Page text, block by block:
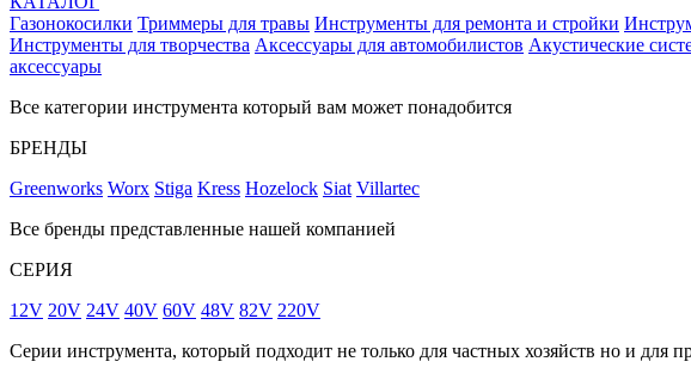
Газонокосилки Триммеры для травы Инструменты для ремонта и стройки
Инструменты для творчества Аксессуары для автомобилистов Акустические
аксессуары
Все категории инструмента который вам может понадобится
БРЕНДЫ
Greenworks Worx Stiga Kress Hozelock Siat Villartec
Все бренды представленные нашей компанией
СЕРИЯ
12V 20V 24V 40V 60V 48V 82V 220V
Серии инструмента, который подходит не только для частных хозяйств но и для